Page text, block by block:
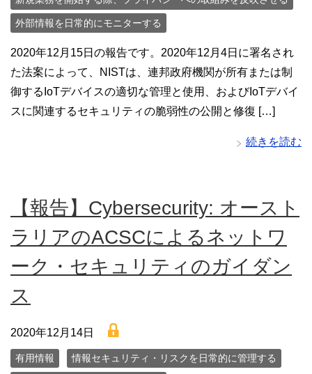
外部情報を日常的にモニターする
2020年12月15日の報告です。2020年12月4日に署名され
た法案によって、NISTは、連邦政府機関が所有または制
御するIoTデバイスの適切な管理と使用、およびIoTデバイ
スに関連するセキュリティの脆弱性の公開と修復 […]
続きを読む
【報告】Cybersecurity: オースト
ラリアのACSCによるネットワ
ーク・セキュリティのガイダン
ス
2020年12月14日 lock
有用情報 情報セキュリティ・リスクを日常的に管理する